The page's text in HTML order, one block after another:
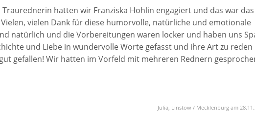
hatten wir Franziska Hohlin engagiert und das war das
vielen Dank für diese humorvolle, natürliche und emotionale
natürlich und die Vorbereitungen waren locker und haben uns
und Liebe in wundervolle Worte gefasst und ihre Art zu reden
gefallen! Wir hatten im Vorfeld mit mehreren Rednern
Traurednerin getroffen. Besser hätte es für uns nicht sein
Julia, Linstow / Mecklenburg am